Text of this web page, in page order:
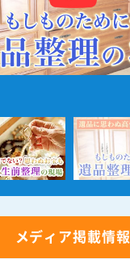
メディア掲載情報